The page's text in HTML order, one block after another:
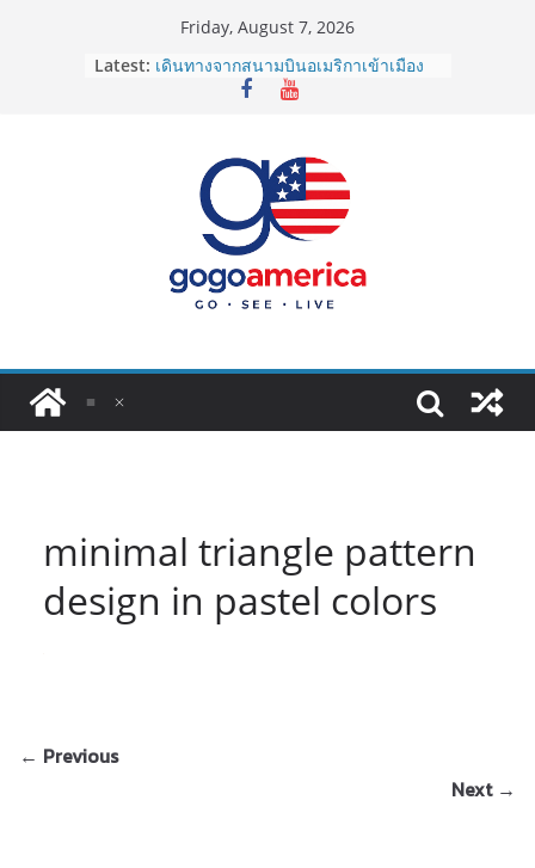
Friday, August 7, 2026
Latest: เดินทางจากสนามบินอเมริกาเข้าเมือง
2026: LAX, JFK, SFO ไปยังไงดี?
ประเทศต้องรู้
ซิมการ์ดอเมริกา 2026: ใช้ยี่ห้อไหนดี
ที่สุด? เปรียบเทียบครบจบในบทความ
โอนเงินจากอเมริกากลับไทย ใช้วิธีไหน
ประหยัดและคุ้มที่สุดในปี 2026?
VPN สำหรับใช้ในอเมริกา 2026: ตัว
minimal triangle pattern
design in pastel colors
← Previous
Next →